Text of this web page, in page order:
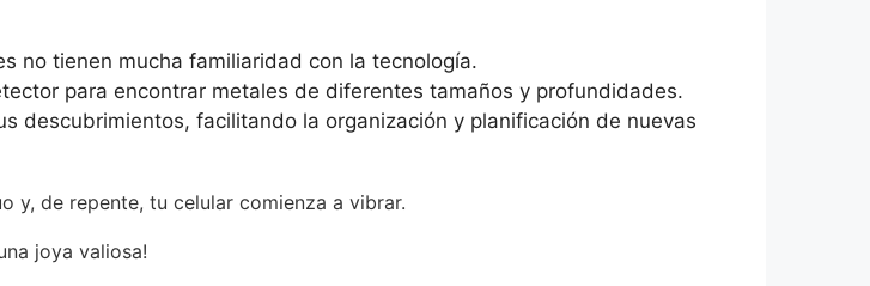
no tienen mucha familiaridad con la tecnología.
para encontrar metales de diferentes tamaños y profundidades.
descubrimientos, facilitando la organización y planificación de nuevas
y, de repente, tu celular comienza a vibrar.
joya valiosa!